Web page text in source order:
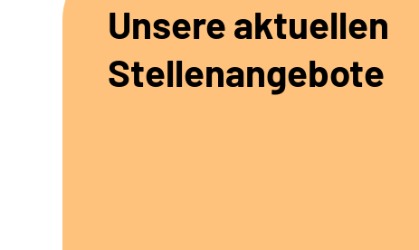
Unsere aktuellen
Stellenangebote